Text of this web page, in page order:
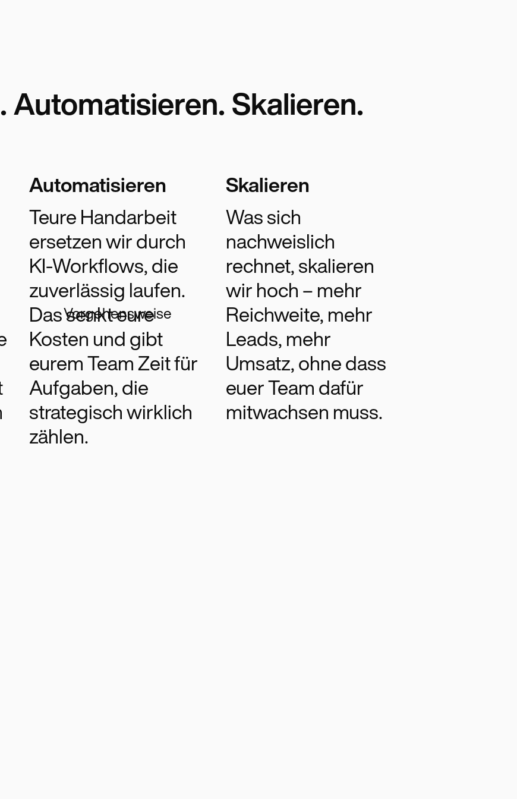
Vorgehensweise
Automatisieren. Skalieren.
Automatisieren
Teure Handarbeit
ersetzen wir durch
KI-Workflows, die
zuverlässig laufen.
Das senkt eure
Kosten und gibt
eurem Team Zeit für
Aufgaben, die
strategisch wirklich
zählen.
Skalieren
Was sich
nachweislich
rechnet, skalieren
wir hoch – mehr
Reichweite, mehr
Leads, mehr
Umsatz, ohne dass
euer Team dafür
mitwachsen muss.